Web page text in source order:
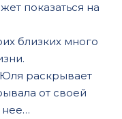
показаться на
близких много
раскрывает
от своей
нее…